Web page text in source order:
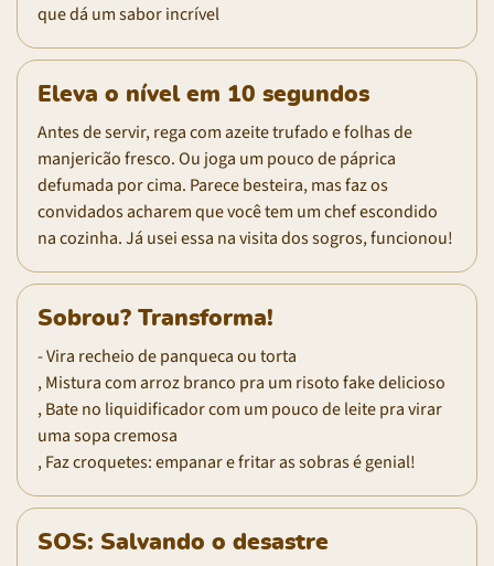
que dá um sabor incrível
Eleva o nível em 10 segundos
Antes de servir, rega com azeite trufado e folhas de
manjericão fresco. Ou joga um pouco de páprica
defumada por cima. Parece besteira, mas faz os
convidados acharem que você tem um chef escondido
na cozinha. Já usei essa na visita dos sogros, funcionou!
Sobrou? Transforma!
- Vira recheio de panqueca ou torta
, Mistura com arroz branco pra um risoto fake delicioso
, Bate no liquidificador com um pouco de leite pra virar
uma sopa cremosa
, Faz croquetes: empanar e fritar as sobras é genial!
SOS: Salvando o desastre